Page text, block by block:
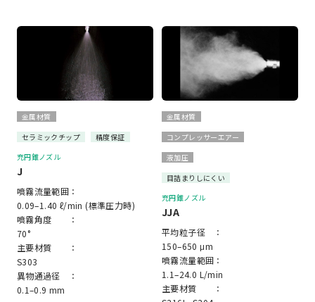
金属材質
セラミックチップ
精度保証
充円錐ノズル
J
噴霧流量範囲：
0.09–1.40 ℓ/min (標準圧力時)
噴霧角度 ：
70°
主要材質 ：
S303
異物通過径 ：
0.1–0.9 mm
金属材質
コンプレッサーエアー
液加圧
目詰まりしにくい
充円錐ノズル
JJA
平均粒子径 ：
150–650 μm
噴霧流量範囲：
1.1–24.0 L/min
主要材質 ：